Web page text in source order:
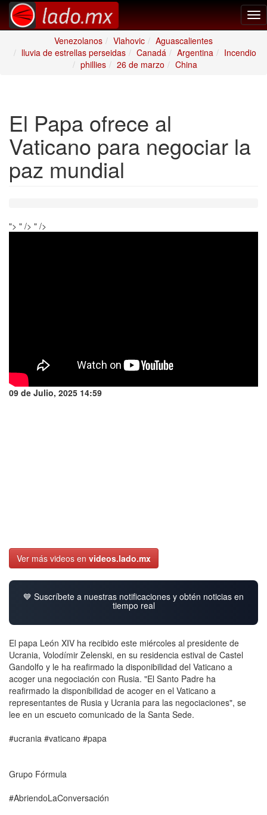
Venezolanos
Vlahovic
Aguascalientes
lluvia de estrellas perseidas
Canadá Argentina
Incendio
phillies
26 de marzo China
El Papa ofrece al
Vaticano para negociar la
paz mundial
"> " /> " />
09 de Julio, 2025 14:59
Ver más videos en videos.lado.mx
💙 Suscríbete a nuestras notificaciones y obtén noticias en
tiempo real
El papa León XIV ha recibido este miércoles al presidente de
Ucrania, Volodímir Zelenski, en su residencia estival de Castel
Gandolfo y le ha reafirmado la disponibilidad del Vaticano a
acoger una negociación con Rusia. "El Santo Padre ha
reafirmado la disponibilidad de acoger en el Vaticano a
representantes de Rusia y Ucrania para las negociaciones", se
lee en un escueto comunicado de la Santa Sede.
#ucrania #vaticano #papa
Grupo Fórmula
#AbriendoLaConversación